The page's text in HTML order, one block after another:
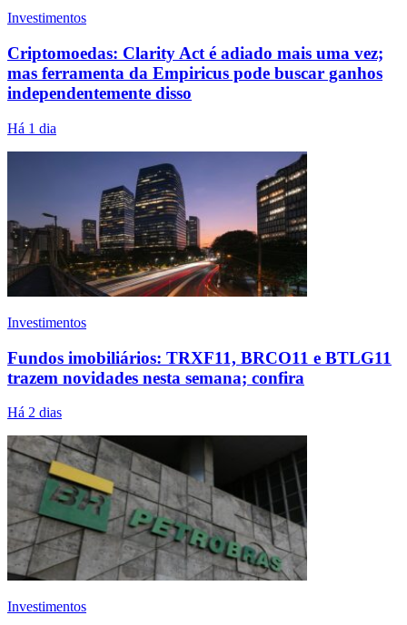
Investimentos
Criptomoedas: Clarity Act é adiado mais uma vez;
mas ferramenta da Empiricus pode buscar ganhos
independentemente disso
Há 1 dia
Investimentos
Fundos imobiliários: TRXF11, BRCO11 e BTLG11
trazem novidades nesta semana; confira
Há 2 dias
Investimentos